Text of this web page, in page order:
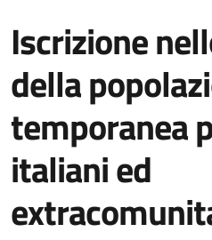
Iscrizione
della
temporanea
italiani ed